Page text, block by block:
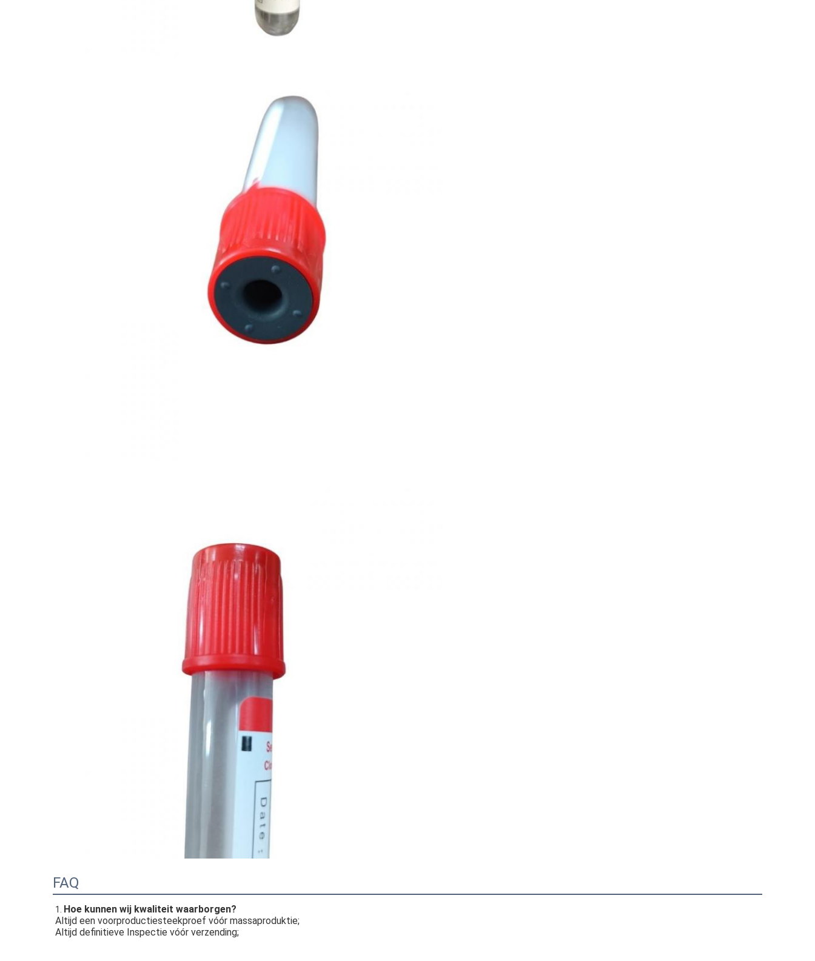
FAQ
1. Hoe kunnen wij kwaliteit waarborgen?
Altijd een voorproductiesteekproef vóór massaproduktie;
Altijd definitieve Inspectie vóór verzending;